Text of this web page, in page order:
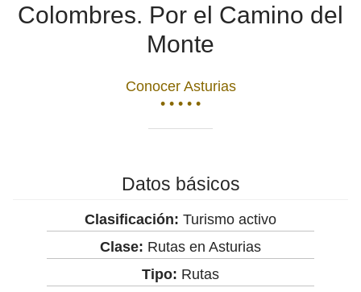
Colombres. Por el Camino del
Monte
Conocer Asturias
• • • • •
Datos básicos
Clasificación: Turismo activo
Clase: Rutas en Asturias
Tipo: Rutas